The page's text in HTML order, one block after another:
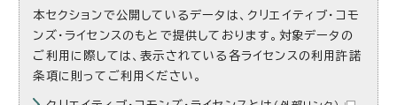
本セクションで公開しているデータは、クリエイティブ・コモ
ンズ・ライセンスのもとで提供しております。対象データの
ご利用に際しては、表示されている各ライセンスの利用許諾
条項に則ってご利用ください。